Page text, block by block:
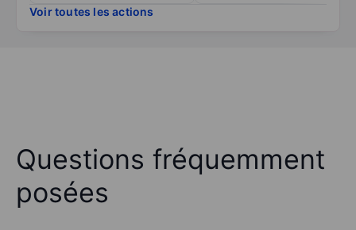
Voir toutes les actions
Questions fréquemment
posées